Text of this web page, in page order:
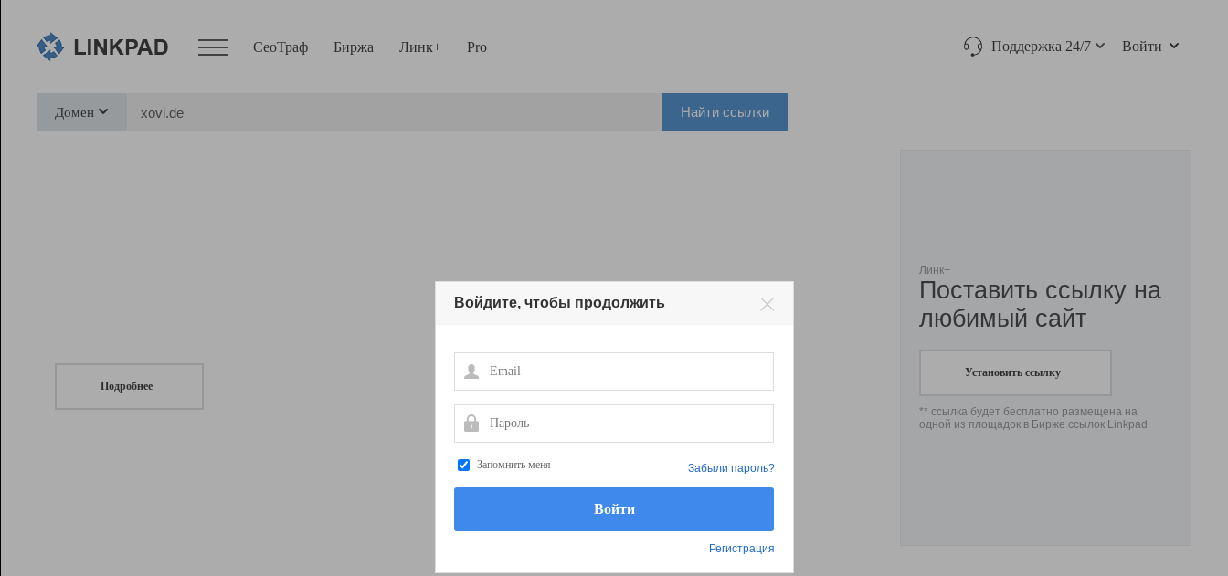
СеоТраф Биржа Линк+ Pro Поддержка 24/7 Войти
Домен Найти ссылки
Подробнее
Линк+
Поставить ссылку на
любимый сайт
Установить ссылку
** ссылка будет бесплатно размещена на
одной из площадок в Бирже ссылок Linkpad
Войдите, чтобы продолжить
Email
Пароль
Запомнить меня
Регистрация
Забыли пароль?